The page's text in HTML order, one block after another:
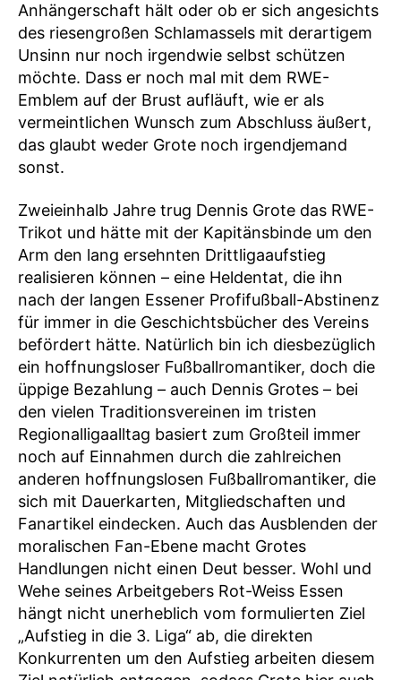
Anhängerschaft hält oder ob er sich angesichts
des riesengroßen Schlamassels mit derartigem
Unsinn nur noch irgendwie selbst schützen
möchte. Dass er noch mal mit dem RWE-
Emblem auf der Brust aufläuft, wie er als
vermeintlichen Wunsch zum Abschluss äußert,
das glaubt weder Grote noch irgendjemand
sonst.
Zweieinhalb Jahre trug Dennis Grote das RWE-
Trikot und hätte mit der Kapitänsbinde um den
Arm den lang ersehnten Drittligaaufstieg
realisieren können – eine Heldentat, die ihn
nach der langen Essener Profifußball-Abstinenz
für immer in die Geschichtsbücher des Vereins
befördert hätte. Natürlich bin ich diesbezüglich
ein hoffnungsloser Fußballromantiker, doch die
üppige Bezahlung – auch Dennis Grotes – bei
den vielen Traditionsvereinen im tristen
Regionalligaalltag basiert zum Großteil immer
noch auf Einnahmen durch die zahlreichen
anderen hoffnungslosen Fußballromantiker, die
sich mit Dauerkarten, Mitgliedschaften und
Fanartikel eindecken. Auch das Ausblenden der
moralischen Fan-Ebene macht Grotes
Handlungen nicht einen Deut besser. Wohl und
Wehe seines Arbeitgebers Rot-Weiss Essen
hängt nicht unerheblich vom formulierten Ziel
„Aufstieg in die 3. Liga“ ab, die direkten
Konkurrenten um den Aufstieg arbeiten diesem